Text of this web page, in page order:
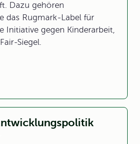
Dazu gehören
das Rugmark-Label für
Initiative gegen Kinderarbeit,
Siegel.